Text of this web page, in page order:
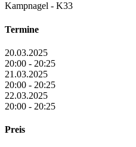
Kampnagel - K33
Termine
20.03.2025
20:00 - 20:25
21.03.2025
20:00 - 20:25
22.03.2025
20:00 - 20:25
Preis